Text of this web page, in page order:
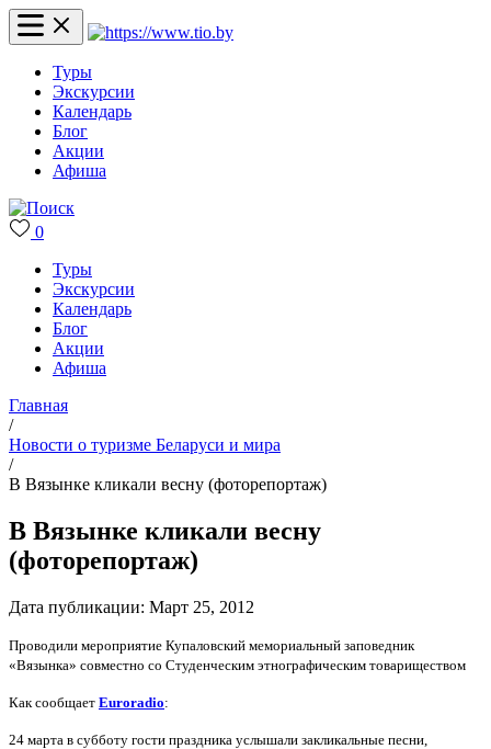
Туры
Экскурсии
Календарь
Блог
Акции
Афиша
0
Туры
Экскурсии
Календарь
Блог
Акции
Афиша
Главная
/
Новости о туризме Беларуси и мира
/
В Вязынке кликали весну (фоторепортаж)
В Вязынке кликали весну
(фоторепортаж)
Дата публикации: Март 25, 2012
Проводили мероприятие Купаловский мемориальный заповедник
«Вязынка» совместно со Студенческим этнографическим товариществом
Как сообщает Euroradio:
24 марта в субботу гости праздника услышали закликальные песни,